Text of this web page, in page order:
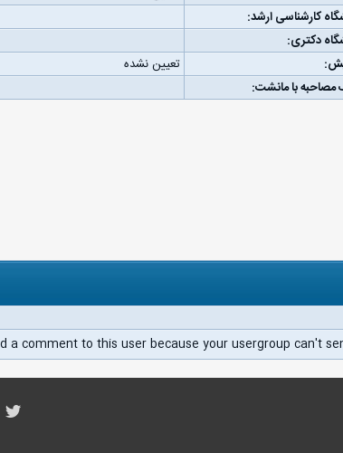
کارشناسی ارشد:
دکتری:
تعیین نشده
مصاحبه با مانشت:
a comment to this user because your usergroup can't